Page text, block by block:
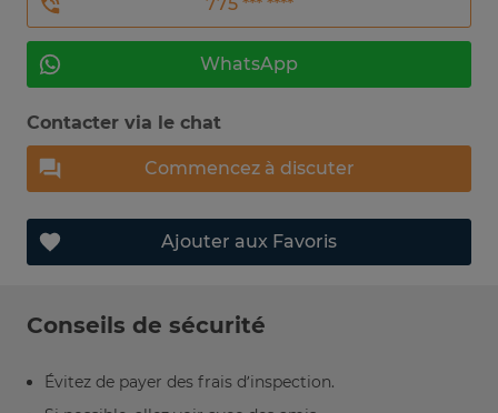
WhatsApp
Contacter via le chat
Commencez à discuter
Ajouter aux Favoris
Conseils de sécurité
Évitez de payer des frais d’inspection.